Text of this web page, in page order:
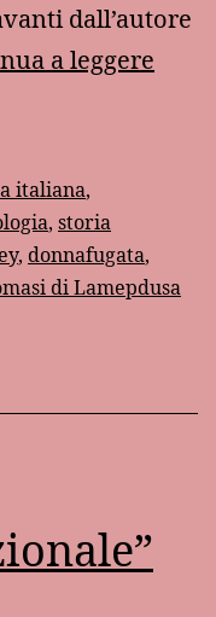
dall’autore
a leggere
italiana,
, storia
, donnafugata,
di Lamepdusa